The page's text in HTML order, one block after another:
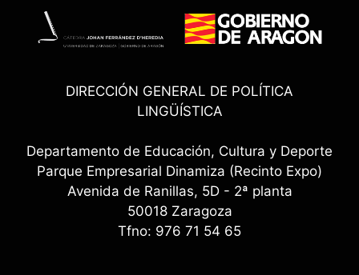
DIRECCIÓN GENERAL DE POLÍTICA
LINGÜÍSTICA
Departamento de Educación, Cultura y Deporte
Parque Empresarial Dinamiza (Recinto Expo)
Avenida de Ranillas, 5D - 2ª planta
50018 Zaragoza
Tfno: 976 71 54 65